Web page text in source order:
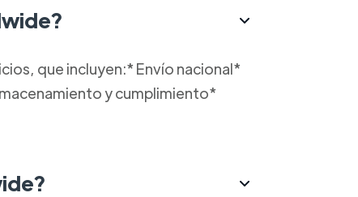
que incluyen:* Envío nacional*
y cumplimiento*